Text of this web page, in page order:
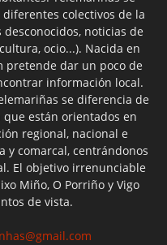
colectivos de la
noticias de
ocio...). Nacida en
pretende dar un poco de
información local.
se diferencia de
están orientados en
regional, nacional e
y comarcal, centrándonos
El objetivo irrenunciable
Miño, O Porriño y Vigo
de vista.